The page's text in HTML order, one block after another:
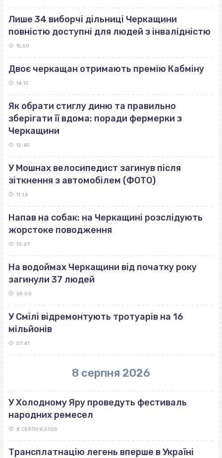
Лише 34 виборчі дільниці Черкащини
повністю доступні для людей з інвалідністю
15:50
Двоє черкащан отримають премію Кабміну
14:15
Як обрати стиглу диню та правильно
зберігати її вдома: поради фермерки з
Черкащини
12:45
У Мошнах велосипедист загинув після
зіткнення з автомобілем (ФОТО)
11:14
Напав на собак: на Черкащині розслідують
жорстоке поводження
10:27
На водоймах Черкащини від початку року
загинули 37 людей
09:00
У Смілі відремонтують тротуарів на 16
мільйонів
07:41
8 серпня 2026
У Холодному Яру проведуть фестиваль
народних ремесел
8 СЕРПНЯ 2026
Трансплатнацію легень вперше в Україні